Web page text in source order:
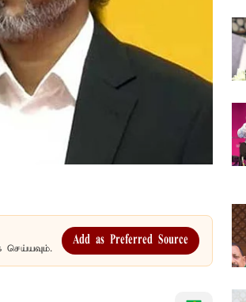
செய்யவும்.
Add as Preferred Source